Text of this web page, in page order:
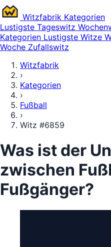
Witzfabrik Kategorien
Lustigste Tageswitz
Kategorien Lustigste Witze
Woche Zufallswitz
Witzfabrik
›
Kategorien
›
Fußball
›
Witz #6859
Was ist der
zwischen
Fußgänger?